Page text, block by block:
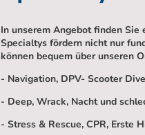
In unserem Angebot finden
Specialtys fördern nicht nur
können bequem über unseren
- Navigation, DPV- Scooter
- Deep, Wrack, Nacht und
- Stress & Rescue, CPR, Erste